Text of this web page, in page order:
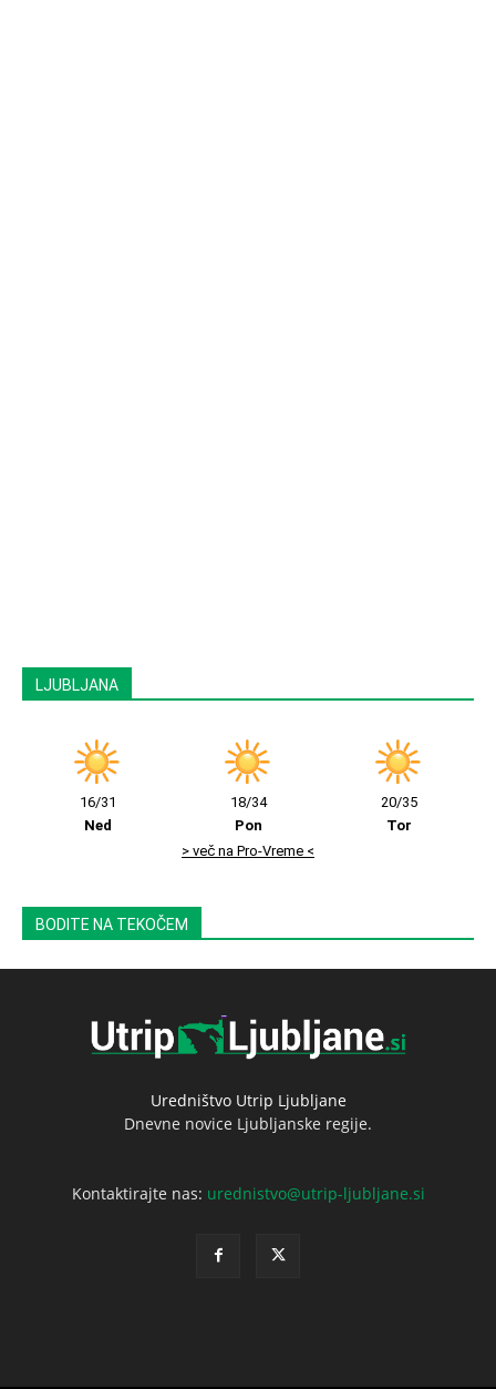
LJUBLJANA
16/31
Ned
18/34
Pon
20/35
Tor
> več na Pro-Vreme <
BODITE NA TEKOČEM
Uredništvo Utrip Ljubljane
Dnevne novice Ljubljanske regije.
Kontaktirajte nas: urednistvo@utrip-ljubljane.si